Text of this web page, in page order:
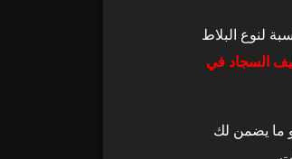
لنوع البلاط
السجاد في
ما يضمن لك